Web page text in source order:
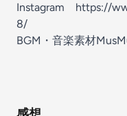
Instagram ⁠ ⁠⁠⁠⁠https://
8/⁠⁠⁠⁠
BGM・音楽素材